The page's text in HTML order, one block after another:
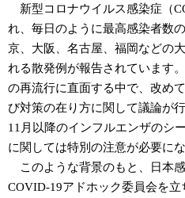
新型コロナウイルス感染症（
れ、毎日のように最高感染者数
京、大阪、名古屋、福岡などの
れる散発例が報告されています
の再流行に直面する中で、改め
び対策の在り方に関して議論が
11月以降のインフルエンザのシ
に関しては特別の注意が必要に
このような背景のもと、日本
COVID-19アドホック委員会を